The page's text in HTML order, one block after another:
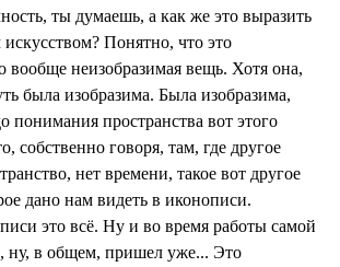
ты думаешь, а как же это выразить
Понятно, что это
вообще неизобразимая вещь. Хотя она,
была изобразима. Была изобразима,
понимания пространства вот этого
собственно говоря, там, где другое
нет времени, такое вот другое
дано нам видеть в иконописи.
это всё. Ну и во время работы самой
ну, в общем, пришел уже... Это